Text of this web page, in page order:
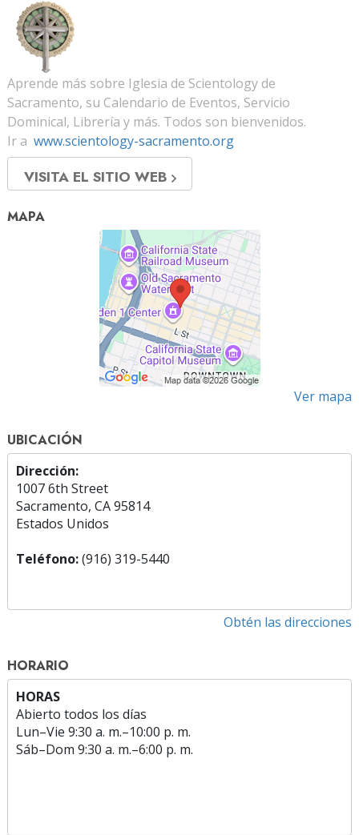
Aprende más sobre Iglesia de Scientology de
Sacramento, su Calendario de Eventos, Servicio
Dominical, Librería y más. Todos son bienvenidos.
Ir a www.scientology-sacramento.org
VISITA EL SITIO WEB
MAPA
Ver mapa
UBICACIÓN
Dirección:
1007 6th Street
Sacramento, CA 95814
Estados Unidos
Teléfono:(916) 319-5440
Obtén las direcciones
HORARIO
HORAS
Abierto todos los días
Lun–Vie 9:30 a. m.–10:00 p. m.
Sáb–Dom 9:30 a. m.–6:00 p. m.